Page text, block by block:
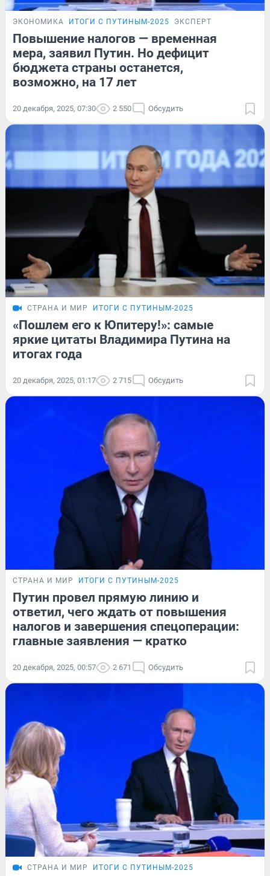
ЭКОНОМИКА ИТОГИ С ПУТИНЫМ-2025 ЭКСПЕРТ
Повышение налогов — временная
мера, заявил Путин. Но дефицит
бюджета страны останется,
возможно, на 17 лет
20 декабря, 2025, 07:30 2 550 Обсудить
СТРАНА И МИР ИТОГИ С ПУТИНЫМ-2025
«Пошлем его к Юпитеру!»: самые
яркие цитаты Владимира Путина на
итогах года
20 декабря, 2025, 01:17 2 715 Обсудить
СТРАНА И МИР ИТОГИ С ПУТИНЫМ-2025
Путин провел прямую линию и
ответил, чего ждать от повышения
налогов и завершения спецоперации:
главные заявления — кратко
20 декабря, 2025, 00:57 2 671 Обсудить
СТРАНА И МИР ИТОГИ С ПУТИНЫМ-2025